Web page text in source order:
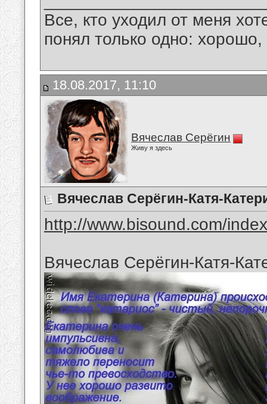
Все, кто уходил от меня
понял только одно:
18.08.2017, 11:10
Вячеслав Серёгин
Живу я здесь
Вячеслав Серёгин-Катя-
http://www.bisound.com/
Вячеслав Серёгин-Катя-